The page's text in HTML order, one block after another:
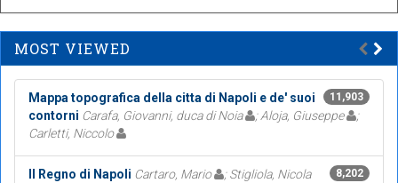
MOST VIEWED
11,903
Mappa topografica della citta di Napoli e de' suoi
contorni Carafa, Giovanni, duca di Noia ; Aloja, Giuseppe
;
Carletti, Niccolo
8,202
Il Regno di Napoli Cartaro, Mario
; Stigliola, Nicola